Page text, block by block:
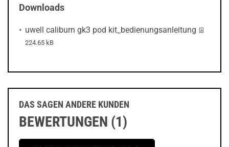
Downloads
uwell caliburn gk3 pod kit_bedienungsanleitung
224.65 kB
DAS SAGEN ANDERE KUNDEN
BEWERTUNGEN (1)